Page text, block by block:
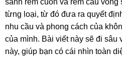
sánh rèm cuốn và rèm cầu
từng loại, từ đó đưa ra quyết
nhu cầu và phong cách của
của mình. Bài viết này sẽ đi sâu
này, giúp bạn có cái nhìn toàn